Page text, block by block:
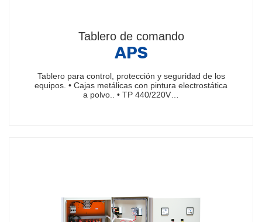
Tablero de comando
APS
Tablero para control, protección y seguridad de los
equipos. • Cajas metálicas con pintura electrostática
a polvo.. • TP 440/220V…